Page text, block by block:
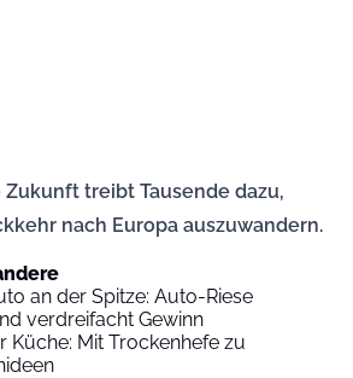
Zukunft treibt Tausende dazu,
nach Europa auszuwandern.
an der Spitze: Auto-Riese
verdreifacht Gewinn
Küche: Mit Trockenhefe zu